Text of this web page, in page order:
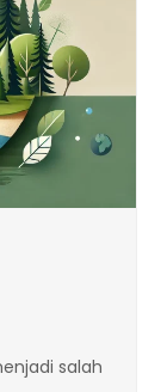
salah